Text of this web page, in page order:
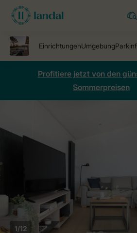
Profitiere jetzt von den
Sommerpreisen
1/12